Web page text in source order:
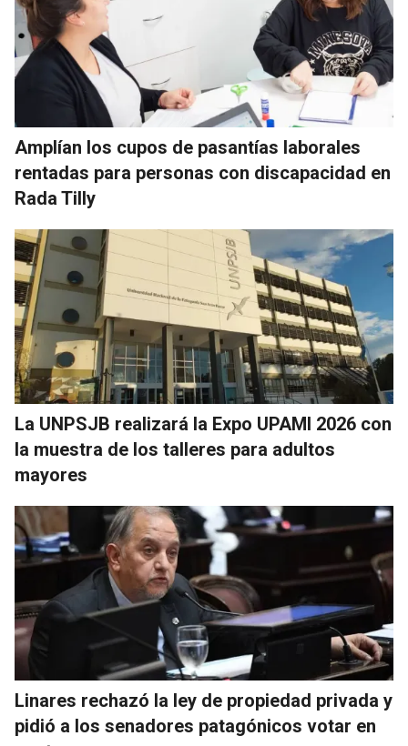
Amplían los cupos de pasantías laborales
rentadas para personas con discapacidad en
Rada Tilly
La UNPSJB realizará la Expo UPAMI 2026 con
la muestra de los talleres para adultos
mayores
Linares rechazó la ley de propiedad privada y
pidió a los senadores patagónicos votar en